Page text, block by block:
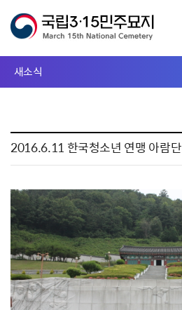
새소식
2016.6.11 한국청소년 연맹 아람단